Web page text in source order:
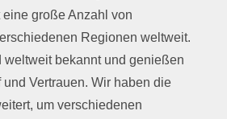
große Anzahl von
Regionen weltweit.
weltweit bekannt und genießen
Vertrauen. Wir haben die
um verschiedenen